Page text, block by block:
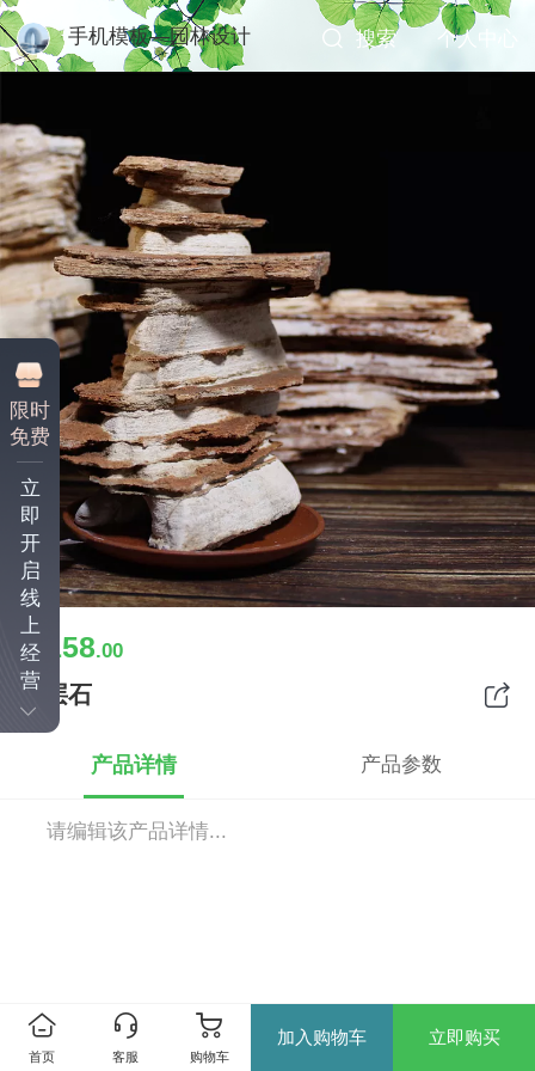
手机模板—园林设计 搜索 个人中心
￥ 158.00
千层石
产品详情 产品参数
请编辑该产品详情...
首页 客服 购物车
加入购物车 立即购买
限时
免费
立
即
开
启
线
上
经
营